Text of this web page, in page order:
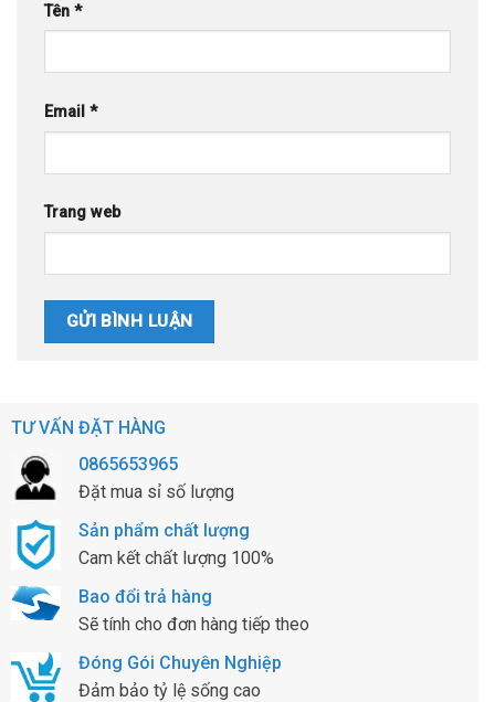
TƯ VẤN ĐẶT HÀNG
0865653965
Đặt mua sỉ số lượng
Sản phẩm chất lượng
Cam kết chất lượng 100%
Bao đổi trả hàng
Sẽ tính cho đơn hàng tiếp theo
Đóng Gói Chuyên Nghiệp
Đảm bảo tỷ lệ sống cao
Tên *
Email *
Trang web